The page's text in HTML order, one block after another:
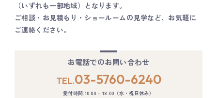
（いずれも一部地域）となります。
ご相談・お見積もり・ショールームの見学など、お気軽に
ご連絡ください。
お電話でのお問い合わせ
TEL.03-5760-6240
受付時間:10:00 – 18:00（水・祝日休み）